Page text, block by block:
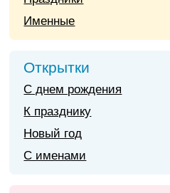
Именные
Открытки
С днем рождения
К празднику
Новый год
С именами